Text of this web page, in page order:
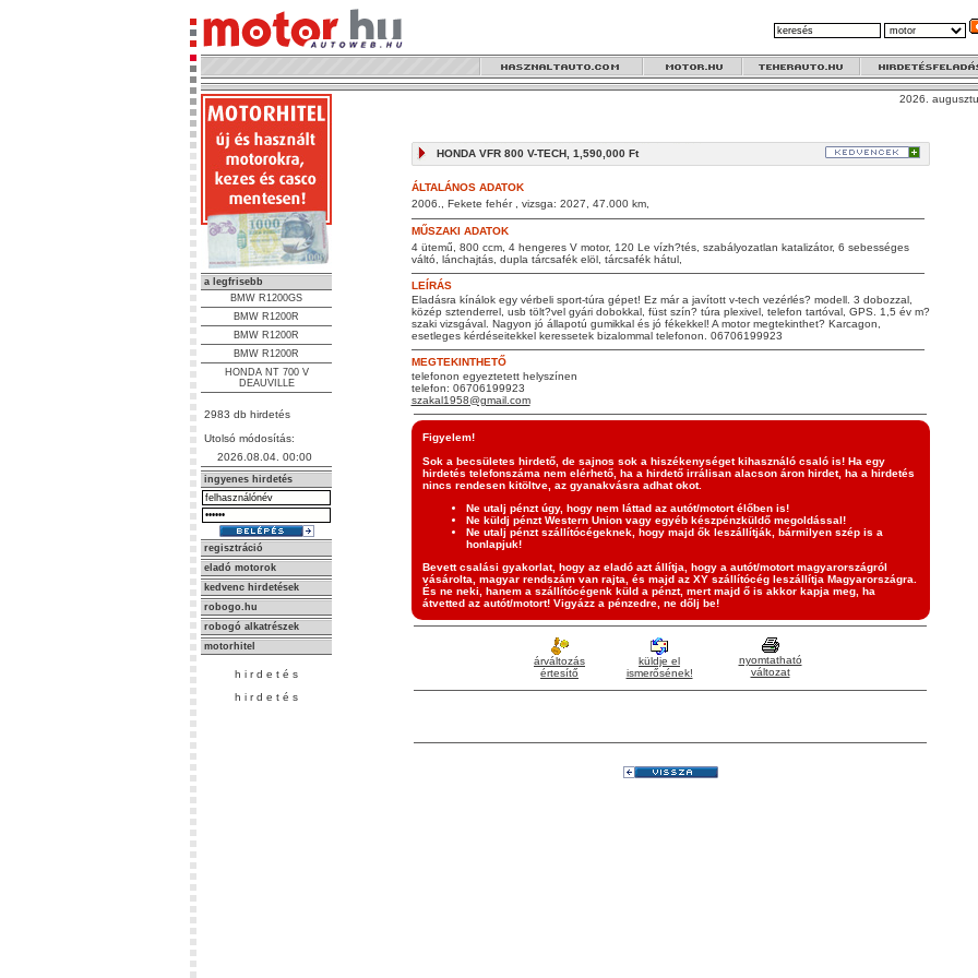
a legfrisebb
BMW R1200GS
BMW R1200R
BMW R1200R
BMW R1200R
HONDA NT 700 V
DEAUVILLE
2983 db hirdetés
Utolsó módosítás:
2026.08.04. 00:00
ingyenes hirdetés
regisztráció
eladó motorok
kedvenc hirdetések
robogo.hu
robogó alkatrészek
motorhitel
h i r d e t é s
h i r d e t é s
2026.
HONDA VFR 800 V-TECH, 1,590,000 Ft
ÁLTALÁNOS ADATOK
2006., Fekete fehér , vizsga: 2027, 47.000 km,
MŰSZAKI ADATOK
4 ütemű, 800 ccm, 4 hengeres V motor, 120 Le vízh?tés, szabályozatlan katalizátor, 6 sebességes
váltó, lánchajtás, dupla tárcsafék elöl, tárcsafék hátul,
LEÍRÁS
Eladásra kínálok egy vérbeli sport-túra gépet! Ez már a javított v-tech vezérlés? modell. 3 dobozzal,
közép sztenderrel, usb tölt?vel gyári dobokkal, füst szín? túra plexivel, telefon tartóval, GPS. 1,5 év m?
szaki vizsgával. Nagyon jó állapotú gumikkal és jó fékekkel! A motor megtekinthet? Karcagon,
esetleges kérdéseitekkel keressetek bizalommal telefonon. 06706199923
MEGTEKINTHETŐ
telefonon egyeztetett helyszínen
telefon: 06706199923
szakal1958@gmail.com
Figyelem!
Sok a becsületes hirdető, de sajnos sok a hiszékenységet kihasználó csaló is! Ha egy
hirdetés telefonszáma nem elérhető, ha a hirdető irrálisan alacson áron hirdet, ha a hirdetés
nincs rendesen kitöltve, az gyanakvásra adhat okot.
Ne utalj pénzt úgy, hogy nem láttad az autót/motort élőben is!
Ne küldj pénzt Western Union vagy egyéb készpénzküldő megoldással!
Ne utalj pénzt szállítócégeknek, hogy majd ők leszállítják, bármilyen szép is a
honlapjuk!
Bevett csalási gyakorlat, hogy az eladó azt állítja, hogy a autót/motort magyarországról
vásárolta, magyar rendszám van rajta, és majd az XY szállítócég leszállítja Magyarországra.
És ne neki, hanem a szállítócégenk küld a pénzt, mert majd ő is akkor kapja meg, ha
átvetted az autót/motort! Vigyázz a pénzedre, ne dőlj be!
árváltozás
értesítő
küldje el
ismerősének!
nyomtatható
változat